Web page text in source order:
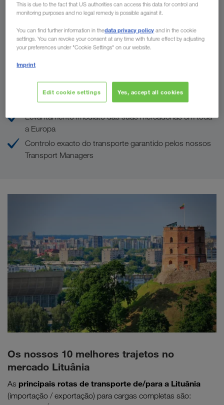
Pedir oferta
As suas vantagens na LKW WALTER
UM parceiro para TODOS os países da Europa
Levantamento imediato das suas mercadorias em toda
a Europa
Controlo exacto do transporte garantido pelos nossos
Transport Managers
Os nossos 10 melhores trajetos no
mercado Lituânia
As principais rotas de transporte de/para a Lituânia
(importação / exportação) para cargas completas são:
This is due to the fact that US authorities can access this data for control and
monitoring purposes and no legal remedy is possible against it.
You can find further information in thedata privacy policy and in the cookie
settings. You can revoke your consent at any time with future effect by adjusting
your preferences under "Cookie Settings" on our website.
Imprint
Edit cookie settings Yes, accept all cookies